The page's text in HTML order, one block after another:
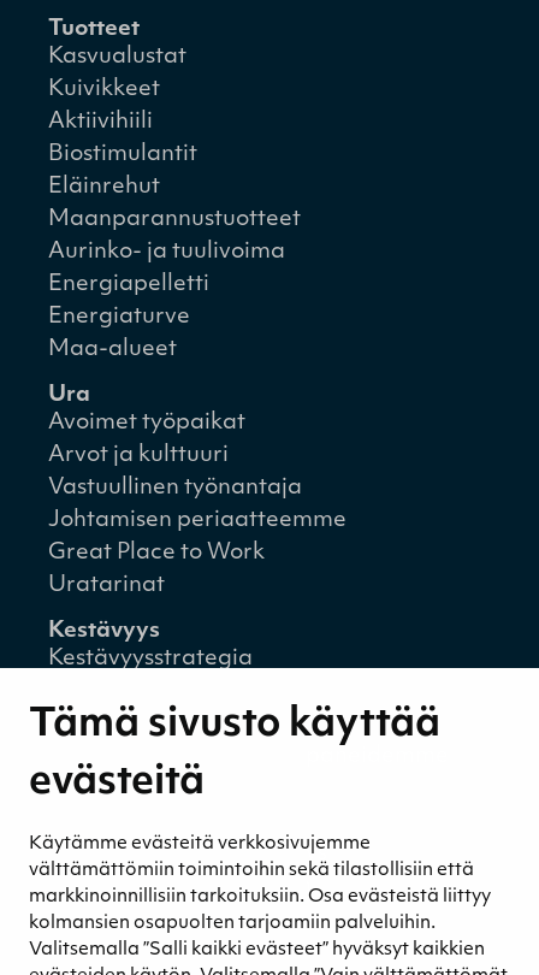
Tämä sivusto käyttää
evästeitä
Käytämme evästeitä verkkosivujemme
välttämättömiin toimintoihin sekä tilastollisiin että
markkinoinnillisiin tarkoituksiin. Osa evästeistä liittyy
kolmansien osapuolten tarjoamiin palveluihin.
Valitsemalla ”Salli kaikki evästeet” hyväksyt kaikkien
Tuotteet
Kasvualustat
Kuivikkeet
Aktiivihiili
Biostimulantit
Eläinrehut
Maanparannustuotteet
Aurinko- ja tuulivoima
Energiapelletti
Energiaturve
Maa-alueet
Ura
Avoimet työpaikat
Arvot ja kulttuuri
Vastuullinen työnantaja
Johtamisen periaatteemme
Great Place to Work
Uratarinat
Kestävyys
Kestävyysstrategia
Ympäristövastuu
hyvinvointi
Turvetuotannon kestävyys
Kestävyyden johtaminen
Retkeilykohteet
Media